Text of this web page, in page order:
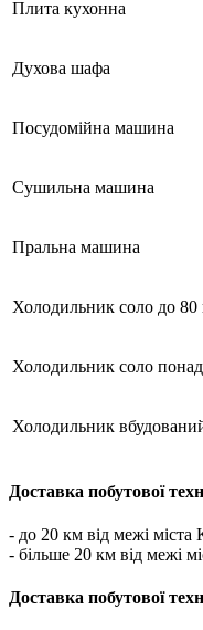
Плита кухонна
Духова шафа
Посудомійна машина
Сушильна машина
Пральна машина
Холодильник соло до 80
Холодильник соло
Холодильник
Доставка побутової
- до 20 км від межі
- більше 20 км від межі
Доставка побутової